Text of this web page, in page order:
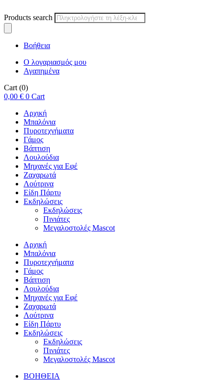
Products search
Βοήθεια
Ο λογαριασμός μου
Αγαπημένα
Cart (0)
0,00 € 0 Cart
Αρχική
Μπαλόνια
Πυροτεχνήματα
Γάμος
Βάπτιση
Λουλούδια
Μηχανές για Εφέ
Ζαχαρωτά
Λούτρινα
Είδη Πάρτυ
Εκδηλώσεις
Εκδηλώσεις
Πινιάτες
Μεγαλοστολές Mascot
Αρχική
Μπαλόνια
Πυροτεχνήματα
Γάμος
Βάπτιση
Λουλούδια
Μηχανές για Εφέ
Ζαχαρωτά
Λούτρινα
Είδη Πάρτυ
Εκδηλώσεις
Εκδηλώσεις
Πινιάτες
Μεγαλοστολές Mascot
ΒΟΗΘΕΙΑ